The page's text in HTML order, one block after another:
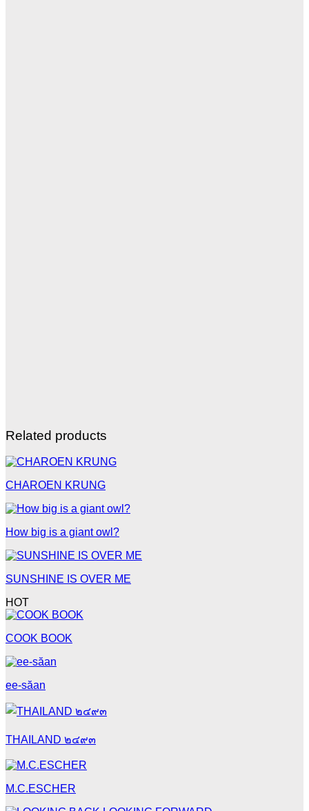
Related products
CHAROEN KRUNG
How big is a giant owl?
SUNSHINE IS OVER ME
HOT
COOK BOOK
ee-săan
THAILAND ๒๔๙๓
M.C.ESCHER